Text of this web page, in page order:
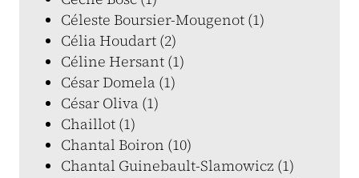
Céleste Boursier-Mougenot (1)
Célia Houdart (2)
Céline Hersant (1)
César Domela (1)
César Oliva (1)
Chaillot (1)
Chantal Boiron (10)
Chantal Guinebault-Slamowicz (1)